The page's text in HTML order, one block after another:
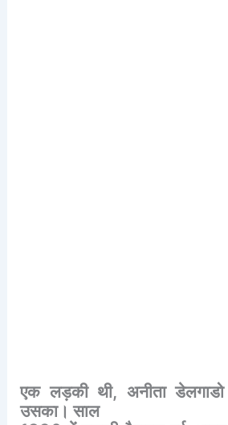
एक लड़की थी, अनीता डेलगाडो
उसका। साल